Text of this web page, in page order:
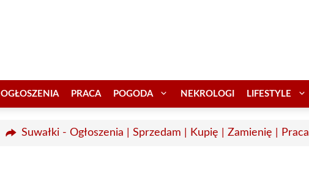
OGŁOSZENIA PRACA POGODA NEKROLOGI LIFESTYLE
Suwałki - Ogłoszenia | Sprzedam | Kupię | Zamienię | Praca